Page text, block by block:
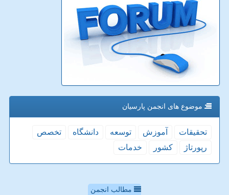
موضوع های انجمن پارسیان
تحقیقات آموزش توسعه دانشگاه
تخصص
رپورتاژ
كشور خدمات
مطالب انجمن